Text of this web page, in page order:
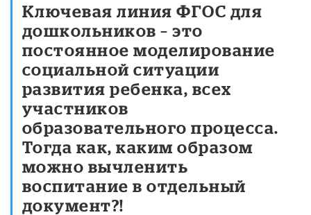
Ключевая линия ФГОС для
дошкольников – это
постоянное моделирование
социальной ситуации
развития ребенка, всех
участников
образовательного процесса.
Тогда как, каким образом
можно вычленить
воспитание в отдельный
документ?!